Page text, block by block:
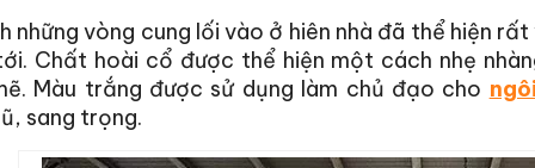
những vòng cung lối vào ở hiên nhà đã thể hiện
Chất hoài cổ được thể hiện một cách nhẹ
Màu trắng được sử dụng làm chủ đạo cho
sang trọng.